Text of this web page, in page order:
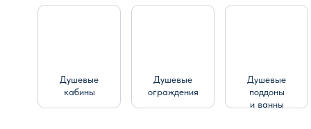
Душевые
кабины
Душевые
ограждения
Душевые
поддоны
и ванны